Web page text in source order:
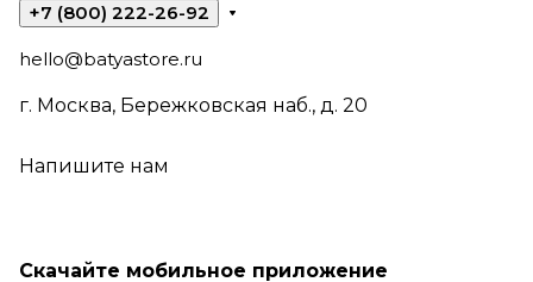
+7 (800) 222-26-92
hello@batyastore.ru
г. Москва, Бережковская наб., д. 20
Напишите нам
Скачайте мобильное приложение